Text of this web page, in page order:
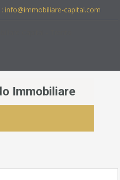
info@immobiliare-capital.com
Immobiliare